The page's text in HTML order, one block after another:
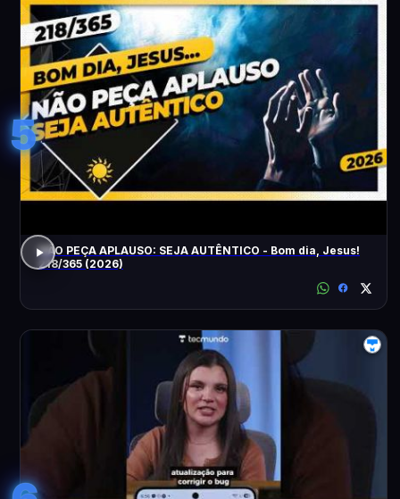
5
NÃO PEÇA APLAUSO: SEJA AUTÊNTICO - Bom dia, Jesus!
218/365 (2026)